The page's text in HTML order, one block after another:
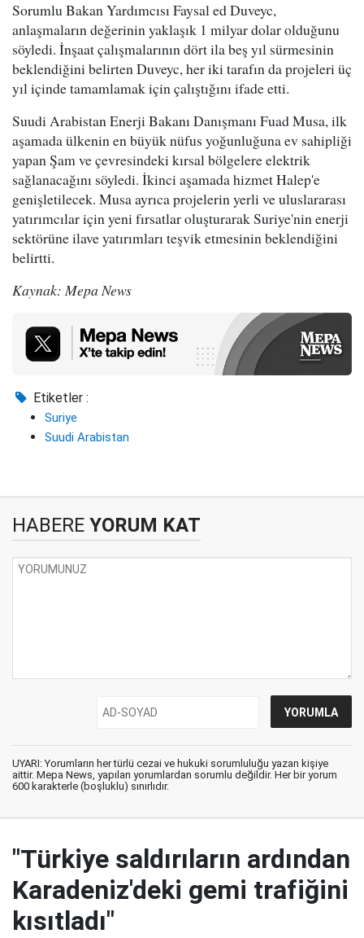
Sorumlu Bakan Yardımcısı Faysal ed Duveyc,
anlaşmaların değerinin yaklaşık 1 milyar dolar olduğunu
söyledi. İnşaat çalışmalarının dört ila beş yıl sürmesinin
beklendiğini belirten Duveyc, her iki tarafın da projeleri üç
yıl içinde tamamlamak için çalıştığını ifade etti.
Suudi Arabistan Enerji Bakanı Danışmanı Fuad Musa, ilk
aşamada ülkenin en büyük nüfus yoğunluğuna ev sahipliği
yapan Şam ve çevresindeki kırsal bölgelere elektrik
sağlanacağını söyledi. İkinci aşamada hizmet Halep'e
genişletilecek. Musa ayrıca projelerin yerli ve uluslararası
yatırımcılar için yeni fırsatlar oluşturarak Suriye'nin enerji
sektörüne ilave yatırımları teşvik etmesinin beklendiğini
belirtti.
Kaynak: Mepa News
Etiketler :
Suriye
Suudi Arabistan
HABERE YORUM KAT
UYARI: Yorumların her türlü cezai ve hukuki sorumluluğu yazan kişiye
aittir. Mepa News, yapılan yorumlardan sorumlu değildir. Her bir yorum
600 karakterle (boşluklu) sınırlıdır.
"Türkiye saldırıların ardından
Karadeniz'deki gemi trafiğini
kısıtladı"